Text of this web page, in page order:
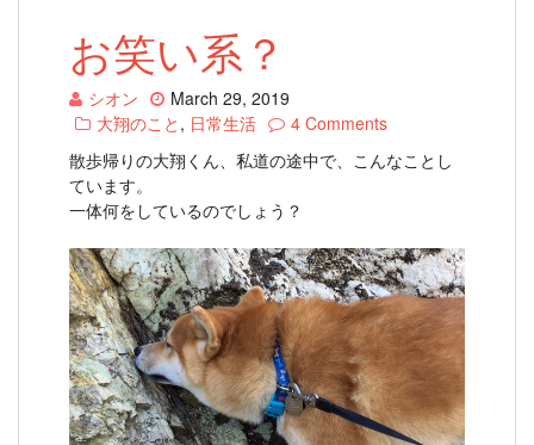
お笑い系？
シオン
March 29, 2019
大翔のこと , 日常生活
4 Comments
散歩帰りの大翔くん、私道の途中で、こんなことし
ています。
一体何をしているのでしょう？